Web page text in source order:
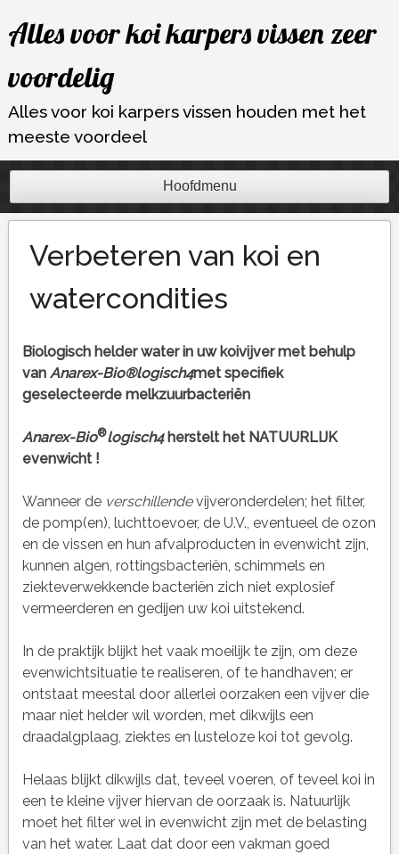
naar
inhoud
Alles voor koi karpers vissen zeer
voordelig
Alles voor koi karpers vissen houden met het
meeste voordeel
Hoofdmenu
Verbeteren van koi en
watercondities
Biologisch helder water in uw koivijver met behulp
van Anarex-Bio®logisch4met specifiek
geselecteerde melkzuurbacteriën
Anarex-Bio®logisch4herstelt het NATUURLIJK
evenwicht !
Wanneer de verschillendevijveronderdelen; het filter,
de pomp(en), luchttoevoer, de U.V., eventueel de ozon
en de vissen en hun afvalproducten in evenwicht zijn,
kunnen algen, rottingsbacteriën, schimmels en
ziekteverwekkende bacteriën zich niet explosief
vermeerderen en gedijen uw koi uitstekend.
In de praktijk blijkt het vaak moeilijk te zijn, om deze
evenwichtsituatie te realiseren, of te handhaven; er
ontstaat meestal door allerlei oorzaken een vijver die
maar niet helder wil worden, met dikwijls een
draadalgplaag, ziektes en lusteloze koi tot gevolg.
Helaas blijkt dikwijls dat, teveel voeren, of teveel koi in
een te kleine vijver hiervan de oorzaak is. Natuurlijk
moet het filter wel in evenwicht zijn met de belasting
van het water. Laat dat door een vakman goed